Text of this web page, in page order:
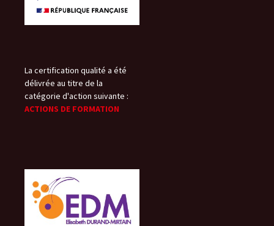
La certification qualité a été
délivrée au titre de la
catégorie d'action suivante :
ACTIONS DE FORMATION